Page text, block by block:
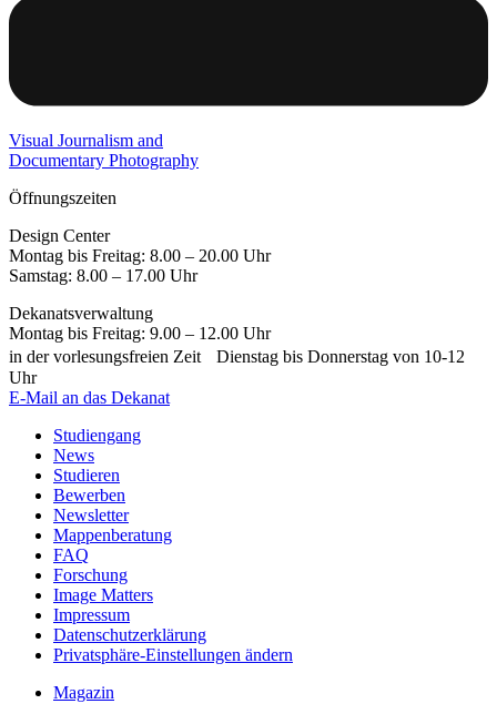
Visual Journalism and
Documentary Photography
Öffnungszeiten
Design Center
Montag bis Freitag: 8.00 – 20.00 Uhr
Samstag: 8.00 – 17.00 Uhr
Dekanatsverwaltung
Montag bis Freitag: 9.00 – 12.00 Uhr
in der vorlesungsfreien Zeit Dienstag bis Donnerstag von 10-12
Uhr
E-Mail an das Dekanat
Studiengang
News
Studieren
Bewerben
Newsletter
Mappenberatung
FAQ
Forschung
Image Matters
Impressum
Datenschutzerklärung
Privatsphäre-Einstellungen ändern
Magazin